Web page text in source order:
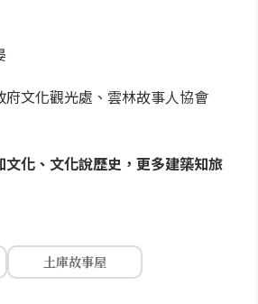
府文化觀光處 、雲林故事人協會
化、文化說歷史，更多建築知旅
土庫故事屋